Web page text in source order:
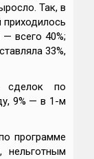
Так, в
приходилось
всего 40%;
33%,
сделок по
9% — в 1-м
программе
нельготным